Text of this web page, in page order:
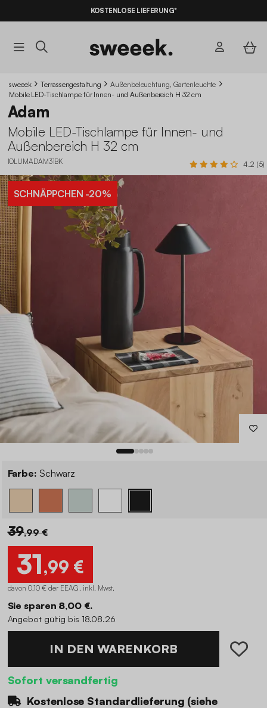
KOSTENLOSE LIEFERUNG*
sweeek Terrassengestaltung
Außenbeleuchtung, Gartenleuchte
Mobile LED-Tischlampe für Innen- und Außenbereich H 32 cm
Adam
Mobile LED-Tischlampe für Innen- und
Außenbereich H 32 cm
IOLUMADAM31BK 4.2 (5)
SCHNÄPPCHEN -20%
Farbe: Schwarz
39,99 €
31,99 €
davon 0,10 € der EEAG . inkl. Mwst.
Sie sparen 8,00 €.
Angebot gültig bis 18.08.26
IN DEN WARENKORB
Sofort versandfertig
Kostenlose Standardlieferung (siehe